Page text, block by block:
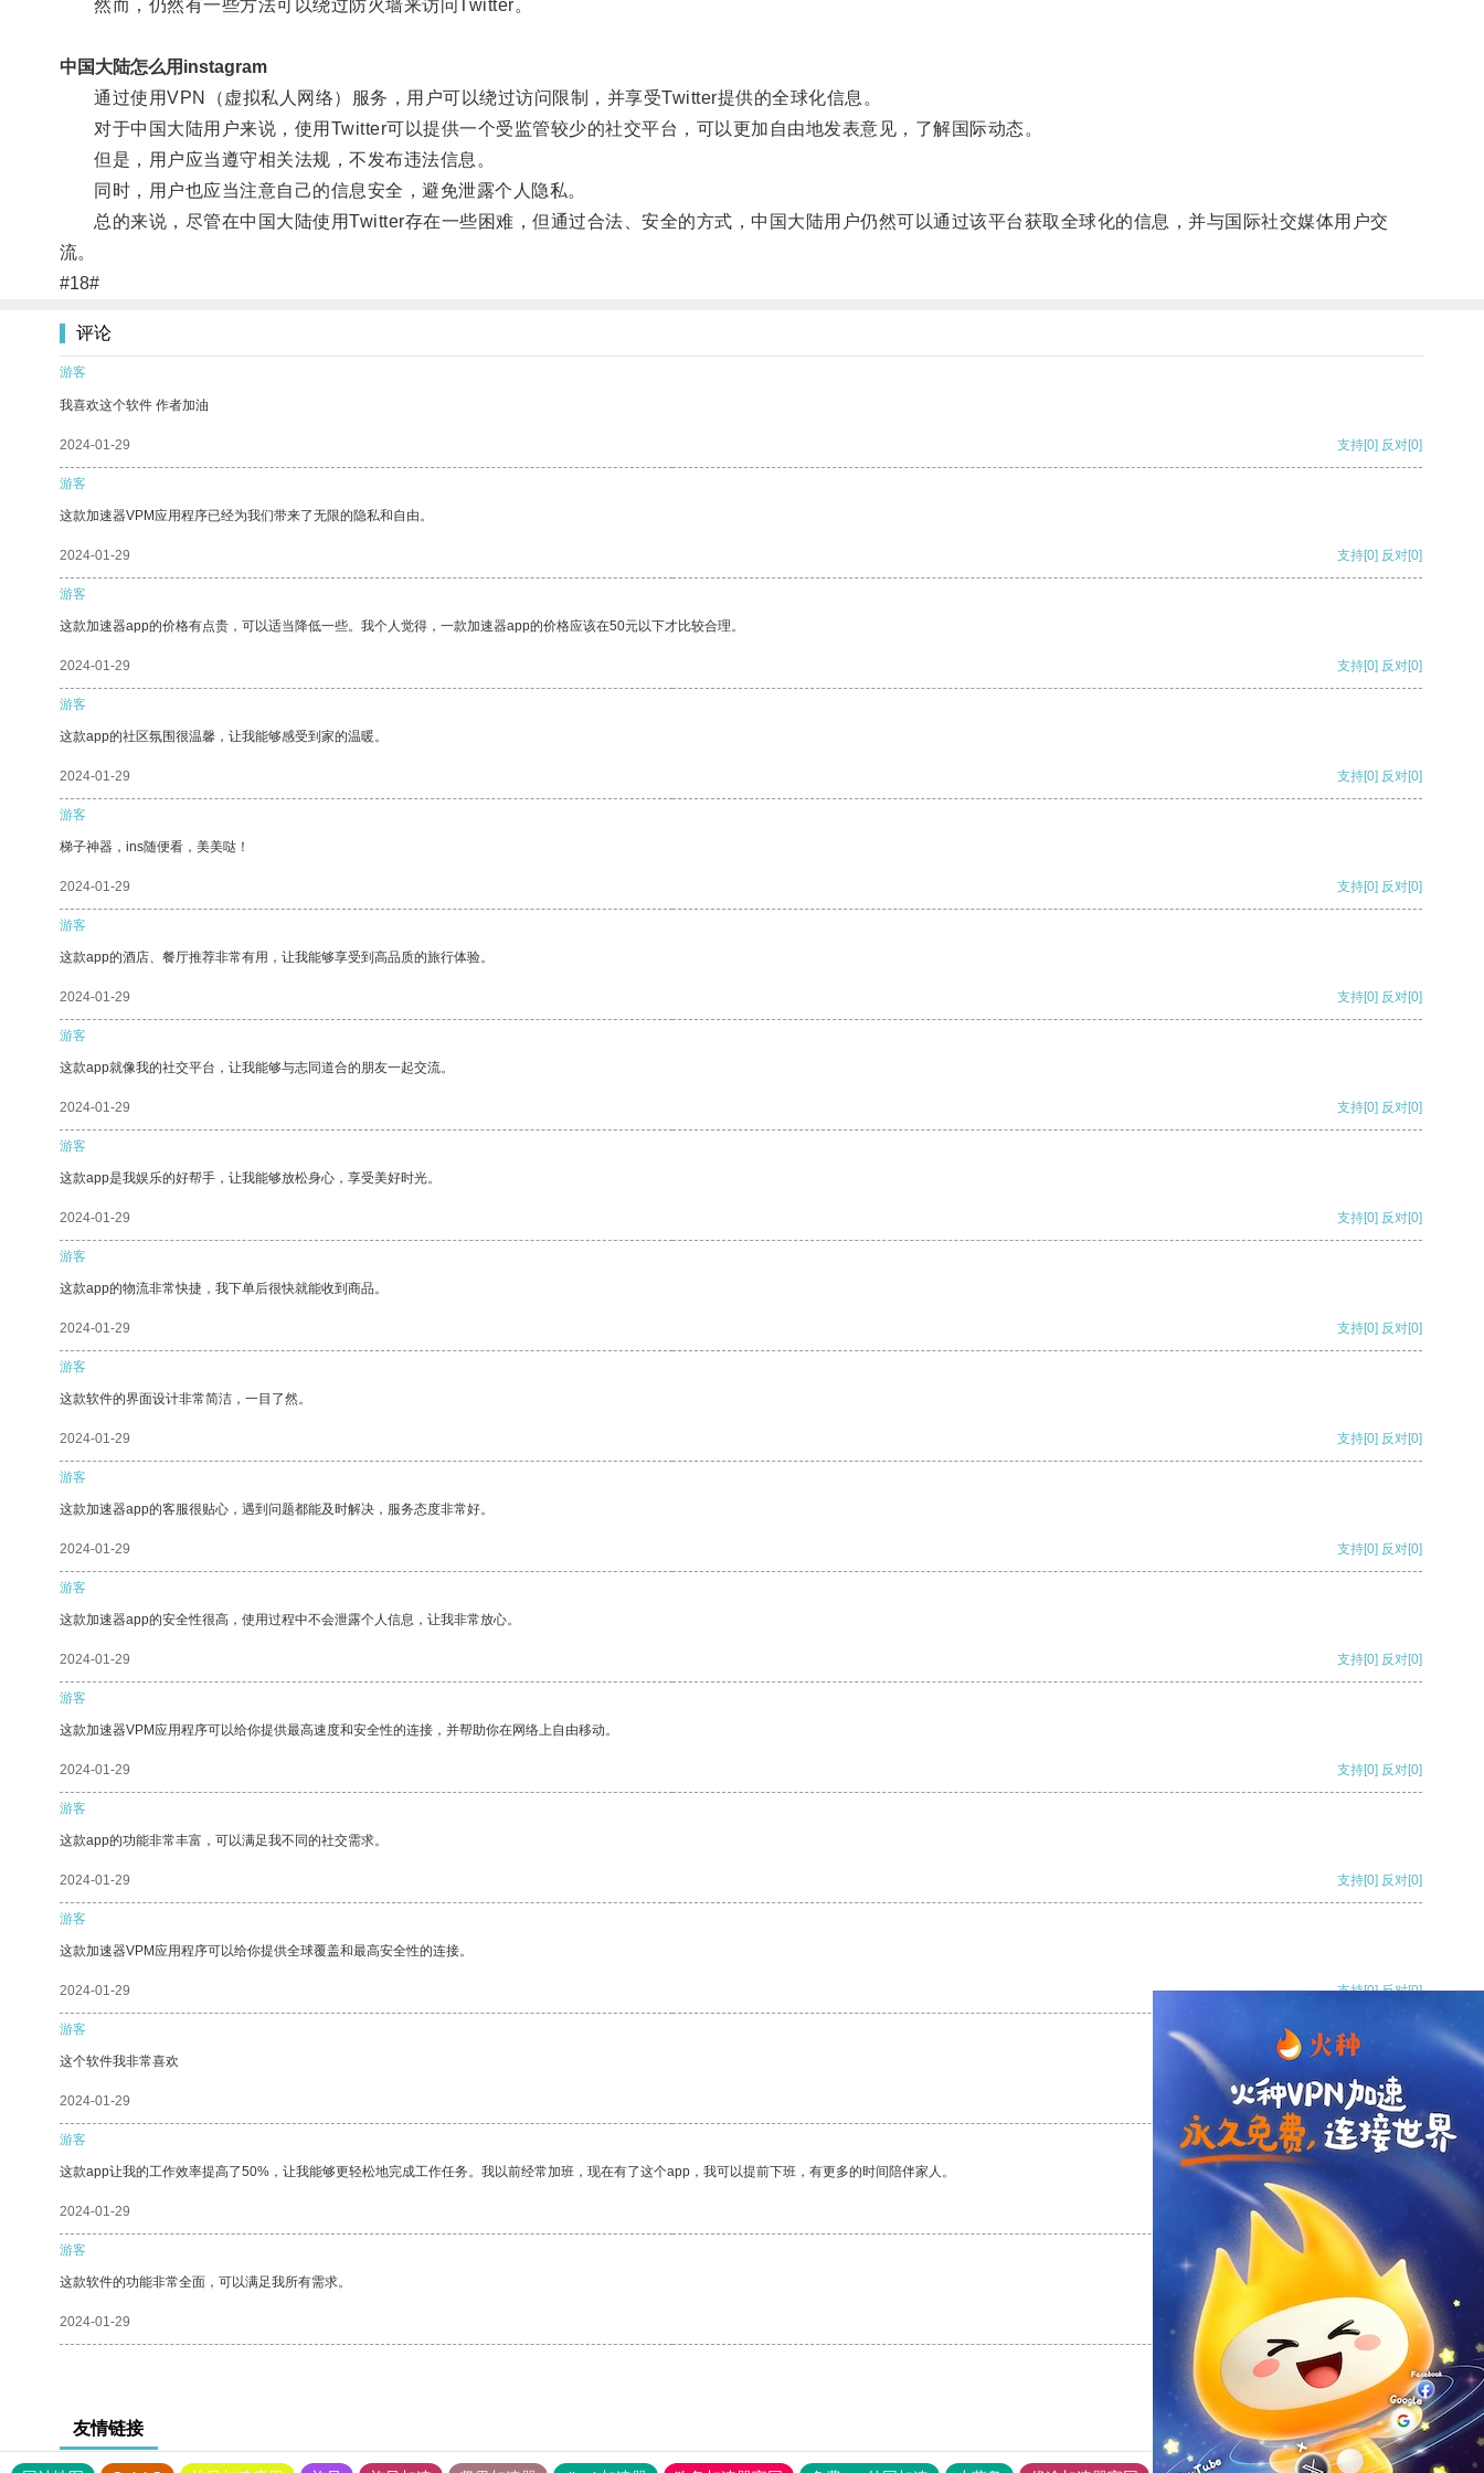
然而，仍然有一些方法可以绕过防火墙来访问Twitter。
中国大陆怎么用instagram
通过使用VPN（虚拟私人网络）服务，用户可以绕过访问限制，并享受Twitter提供的全球化信息。
对于中国大陆用户来说，使用Twitter可以提供一个受监管较少的社交平台，可以更加自由地发表意见，了解国际动态。
但是，用户应当遵守相关法规，不发布违法信息。
同时，用户也应当注意自己的信息安全，避免泄露个人隐私。
总的来说，尽管在中国大陆使用Twitter存在一些困难，但通过合法、安全的方式，中国大陆用户仍然可以通过该平台获取全球化的信息，并与国际社交媒体用户交
流。
#18#
评论
游客
我喜欢这个软件 作者加油
2024-01-29 支持[0] 反对[0]
游客
这款加速器VPM应用程序已经为我们带来了无限的隐私和自由。
2024-01-29 支持[0] 反对[0]
游客
这款加速器app的价格有点贵，可以适当降低一些。我个人觉得，一款加速器app的价格应该在50元以下才比较合理。
2024-01-29 支持[0] 反对[0]
游客
这款app的社区氛围很温馨，让我能够感受到家的温暖。
2024-01-29 支持[0] 反对[0]
游客
梯子神器，ins随便看，美美哒！
2024-01-29 支持[0] 反对[0]
游客
这款app的酒店、餐厅推荐非常有用，让我能够享受到高品质的旅行体验。
2024-01-29 支持[0] 反对[0]
游客
这款app就像我的社交平台，让我能够与志同道合的朋友一起交流。
2024-01-29 支持[0] 反对[0]
游客
这款app是我娱乐的好帮手，让我能够放松身心，享受美好时光。
2024-01-29 支持[0] 反对[0]
游客
这款app的物流非常快捷，我下单后很快就能收到商品。
2024-01-29 支持[0] 反对[0]
游客
这款软件的界面设计非常简洁，一目了然。
2024-01-29 支持[0] 反对[0]
游客
这款加速器app的客服很贴心，遇到问题都能及时解决，服务态度非常好。
2024-01-29 支持[0] 反对[0]
游客
这款加速器app的安全性很高，使用过程中不会泄露个人信息，让我非常放心。
2024-01-29 支持[0] 反对[0]
游客
这款加速器VPM应用程序可以给你提供最高速度和安全性的连接，并帮助你在网络上自由移动。
2024-01-29 支持[0] 反对[0]
游客
这款app的功能非常丰富，可以满足我不同的社交需求。
2024-01-29 支持[0] 反对[0]
游客
这款加速器VPM应用程序可以给你提供全球覆盖和最高安全性的连接。
2024-01-29 支持[0] 反对[0]
游客
这个软件我非常喜欢
2024-01-29 支持[0] 反对
游客
这款app让我的工作效率提高了50%，让我能够更轻松地完成工作任务。我以前经常加班，现在有了这个app，我可以提前下班，有更多的时间陪伴家人。
2024-01-29 支持
游客
这款软件的功能非常全面，可以满足我所有需求。
2024-01-29 支持 反对 [0]
友情链接